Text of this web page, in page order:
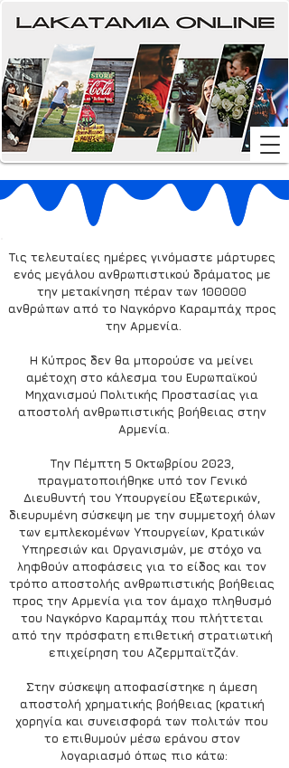
Τις τελευταίες ημέρες γινόμαστε μάρτυρες
ενός μεγάλου ανθρωπιστικού δράματος με
την μετακίνηση πέραν των 100000
ανθρώπων από το Ναγκόρνο Καραμπάχ προς
την Αρμενία.
Η Κύπρος δεν θα μπορούσε να μείνει
αμέτοχη στο κάλεσμα του Ευρωπαϊκού
Μηχανισμού Πολιτικής Προστασίας για
αποστολή ανθρωπιστικής βοήθειας στην
Αρμενία.
Την Πέμπτη 5 Οκτωβρίου 2023,
πραγματοποιήθηκε υπό τον Γενικό
Διευθυντή του Υπουργείου Εξωτερικών,
διευρυμένη σύσκεψη με την συμμετοχή όλων
των εμπλεκομένων Υπουργείων, Κρατικών
Υπηρεσιών και Οργανισμών, με στόχο να
ληφθούν αποφάσεις για το είδος και τον
τρόπο αποστολής ανθρωπιστικής βοήθειας
προς την Αρμενία για τον άμαχο πληθυσμό
του Ναγκόρνο Καραμπάχ που πλήττεται
από την πρόσφατη επιθετική στρατιωτική
επιχείρηση του Αζερμπαϊτζάν.
Στην σύσκεψη αποφασίστηκε η άμεση
αποστολή χρηματικής βοήθειας (κρατική
χορηγία και συνεισφορά των πολιτών που
το επιθυμούν μέσω εράνου στον
λογαριασμό όπως πιο κάτω: